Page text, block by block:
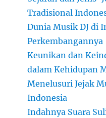
Tradisional
Dunia Musik DJ di
Perkembangannya
Keunikan dan
dalam Kehidupan
Menelusuri Jejak
Indonesia
Indahnya Suara